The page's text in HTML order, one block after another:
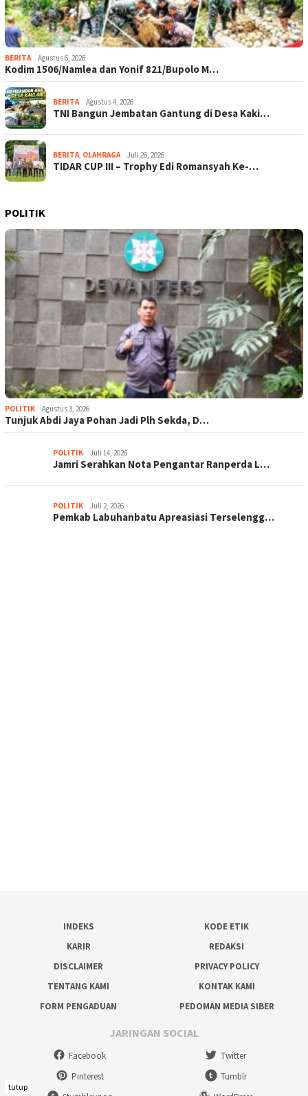
BERITA Agustus 6, 2026
Kodim 1506/Namlea dan Yonif 821/Bupolo M…
BERITA Agustus 4, 2026
TNI Bangun Jembatan Gantung di Desa Kaki…
BERITA, OLAHRAGA Juli 26, 2026
TIDAR CUP III – Trophy Edi Romansyah Ke-…
POLITIK
POLITIK Agustus 3, 2026
Tunjuk Abdi Jaya Pohan Jadi Plh Sekda, D…
POLITIK Juli 14, 2026
Jamri Serahkan Nota Pengantar Ranperda L…
POLITIK Juli 2, 2026
Pemkab Labuhanbatu Apreasiasi Terselengg…
INDEKS
KODE ETIK
KARIR
REDAKSI
DISCLAIMER
PRIVACY POLICY
TENTANG KAMI
KONTAK KAMI
FORM PENGADUAN
PEDOMAN MEDIA SIBER
JARINGAN SOCIAL
Facebook
Twitter
Pinterest
Tumblr
tutup